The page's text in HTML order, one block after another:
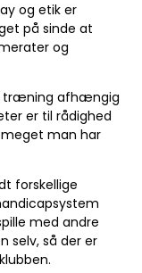
og etik er
på sinde at
og
træning afhængig
er til rådighed
man har
forskellige
med andre
selv, så der er